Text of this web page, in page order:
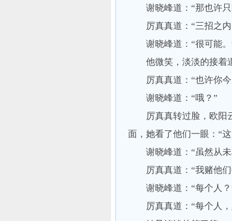
谢晓峰道：“那也许只
厉真真道：“三招之内
谢晓峰道：“很可能。
他微笑，淡淡的接着道
厉真真道：“也许你今
谢晓峰道：“哦？”
厉真真转过脸，欧阳云
面，她看了他们一眼：“
谢晓峰道：“虽然从未
厉真真道：“我赌他们
谢晓峰道：“每个人？
厉真真道：“每个人，